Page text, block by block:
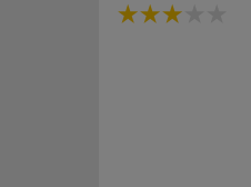
2 stars
1 star